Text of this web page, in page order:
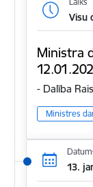
Visu
Ministra
- Dalība
Ministres
13.